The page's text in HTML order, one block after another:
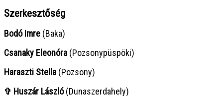
Szerkesztőség
Bodó Imre (Baka)
Csanaky Eleonóra (Pozsonypüspöki)
Haraszti Stella (Pozsony)
✞ Huszár László(Dunaszerdahely)